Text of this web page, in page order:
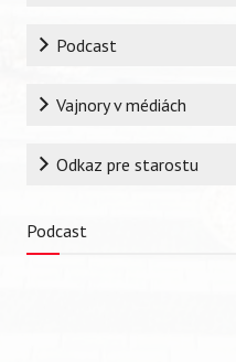
Vyhľadávanie
Podcast
Vajnory v médiách
Odkaz pre starostu
Podcast